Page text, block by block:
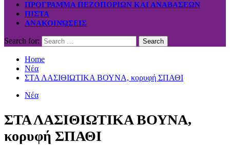
ΠΡΟΓΡΑΜΜΑ ΠΕΖΟΠΟΡΙΩΝ ΚΑΙ ΑΝΑΒΑΣΕΩΝ
ΠΙΣΤΑ
ΑΝΑΚΟΙΝΏΣΕΙΣ
Search for:
Home
Νέα
ΣΤΑ ΛΑΣΙΘΙΩΤΙΚΑ ΒΟΥΝΑ, κορυφή ΣΠΑΘΙ
Νέα
ΣΤΑ ΛΑΣΙΘΙΩΤΙΚΑ ΒΟΥΝΑ,
κορυφή ΣΠΑΘΙ